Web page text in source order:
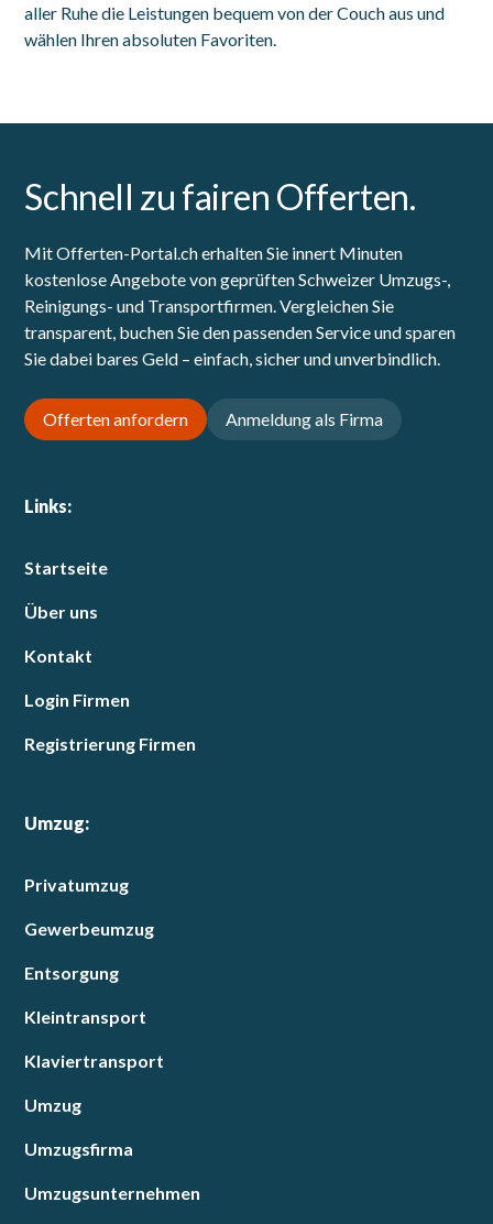
aller Ruhe die Leistungen bequem von der Couch aus und
wählen Ihren absoluten Favoriten.
Schnell zu fairen Offerten.
Mit Offerten-Portal.ch erhalten Sie innert Minuten
kostenlose Angebote von geprüften Schweizer Umzugs-,
Reinigungs- und Transportfirmen. Vergleichen Sie
transparent, buchen Sie den passenden Service und sparen
Sie dabei bares Geld – einfach, sicher und unverbindlich.
Offerten anfordern Anmeldung als Firma
Links:
Startseite
Über uns
Kontakt
Login Firmen
Registrierung Firmen
Umzug:
Privatumzug
Gewerbeumzug
Entsorgung
Kleintransport
Klaviertransport
Umzug
Umzugsfirma
Umzugsunternehmen